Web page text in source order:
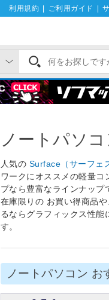
利用規約 ご利用ガイド
ノートパソコ
人気の Surface（サーフェ
ワークにオススメの軽量
プなら豊富なラインナップ
在庫限りの お買い得商品
るならグラフィックス性
す。
ノートパソコン お